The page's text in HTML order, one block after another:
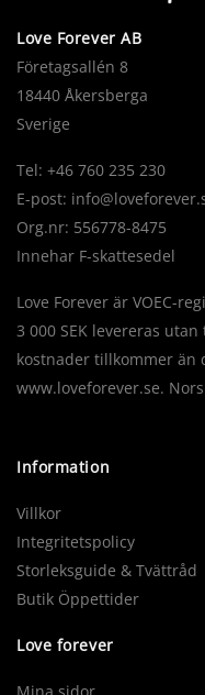
Love Forever AB
Företagsallén 8
18440 Åkersberga
Sverige
Tel: +46 760 235 230
E-post:
Org.nr: 556778-8475
Innehar F-skattesedel
Love Forever är VOEC-
3 000 SEK levereras
kostnader tillkommer än
www.loveforever.se.
Information
Villkor
Integritetspolicy
Storleksguide & Tvättråd
Butik Öppettider
Love forever